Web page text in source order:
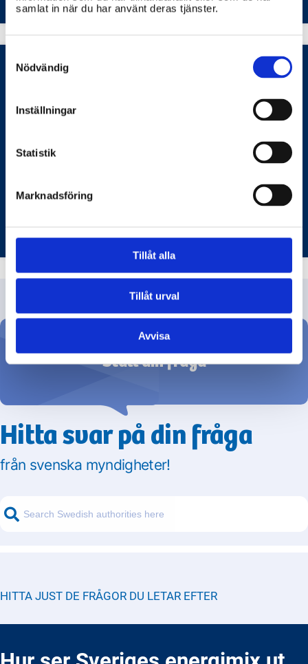
samlat in när du har använt deras tjänster.
Selection
Nödvändig
Inställningar
Statistik
Marknadsföring
Tillåt alla
Tillåt urval
Avvisa
Vad är energimyndighetens roll i
Energimyndigheten har en viktig roll i att främja
energieffektivitet i Sverige.
ENERGIMYNDIGHETEN
Ställ din fråga
Hitta svar på din fråga
från svenska myndigheter!
HITTA JUST DE FRÅGOR DU LETAR EFTER